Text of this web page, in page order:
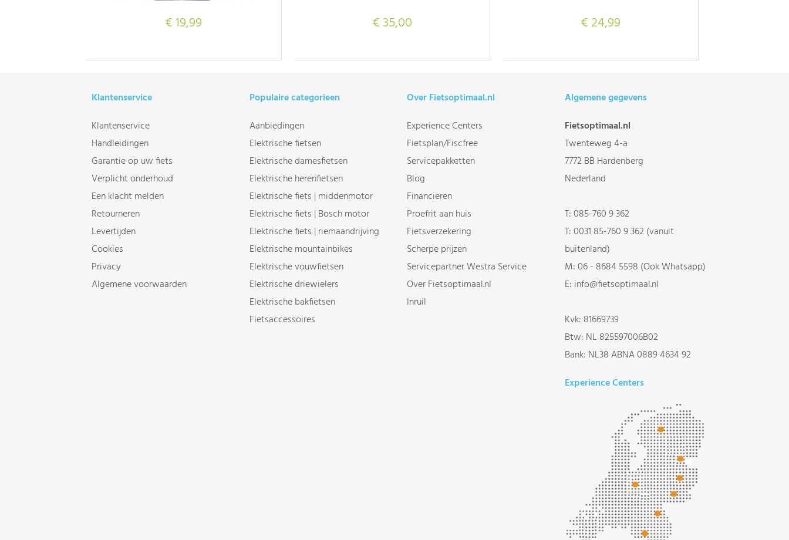
€ 19,99 € 35,00 € 24,99
Klantenservice
Klantenservice
Handleidingen
Garantie op uw fiets
Verplicht onderhoud
Een klacht melden
Retourneren
Levertijden
Cookies
Privacy
Algemene voorwaarden
Populaire categorieen
Aanbiedingen
Elektrische fietsen
Elektrische damesfietsen
Elektrische herenfietsen
Elektrische fiets | middenmotor
Elektrische fiets | Bosch motor
Elektrische fiets | riemaandrijving
Elektrische mountainbikes
Elektrische vouwfietsen
Elektrische driewielers
Elektrische bakfietsen
Fietsaccessoires
Over Fietsoptimaal.nl
Experience Centers
Fietsplan/Fiscfree
Servicepakketten
Blog
Financieren
Proefrit aan huis
Fietsverzekering
Scherpe prijzen
Servicepartner Westra Service
Over Fietsoptimaal.nl
Inruil
Algemene gegevens
Fietsoptimaal.nl
Twenteweg 4-a
7772 BB Hardenberg
Nederland
T:085-760 9 362
T:0031 85-760 9 362 (vanuit
buitenland)
M:06 - 8684 5598 (Ook Whatsapp)
E: info@fietsoptimaal.nl
Kvk: 81669739
Btw: NL 825597006B02
Bank: NL38 ABNA 0889 4634 92
Experience Centers